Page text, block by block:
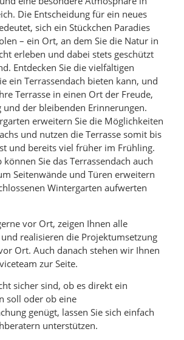
Die Entscheidung für ein neues
sich ein Stückchen Paradies
– ein Ort, an dem Sie die Natur in
erleben und dabei stets geschützt
Entdecken Sie die vielfältigen
ein Terrassendach bieten kann, und
Terrasse in einen Ort der Freude,
und der bleibenden Erinnerungen.
erweitern Sie die Möglichkeiten
und nutzen die Terrasse somit bis
und bereits viel früher im Frühling.
Sie das Terrassendach auch
Seitenwände und Türen erweitern
Wintergarten aufwerten
vor Ort, zeigen Ihnen alle
realisieren die Projektumsetzung
Ort. Auch danach stehen wir Ihnen
zur Seite.
sicher sind, ob es direkt ein
soll oder ob eine
genügt, lassen Sie sich einfach
unterstützen.